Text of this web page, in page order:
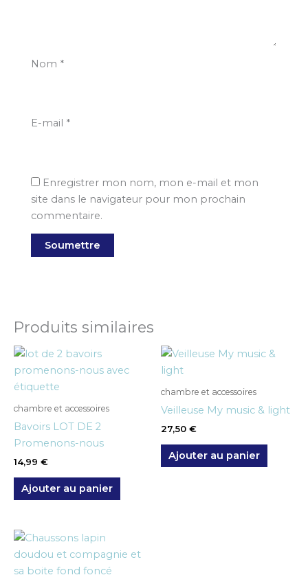
Nom *
E-mail *
Enregistrer mon nom, mon e-mail et mon
site dans le navigateur pour mon prochain
commentaire.
Produits similaires
chambre et accessoires
Bavoirs LOT DE 2
Promenons-nous
14,99 €
Ajouter au panier
chambre et accessoires
Veilleuse My music & light
27,50 €
Ajouter au panier